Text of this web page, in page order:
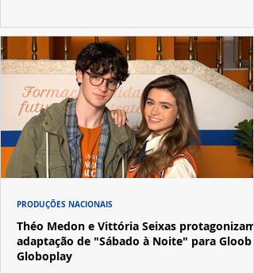
Théo Medon e Vittória Seixas protagonizam
adaptação de "Sábado à Noite" para Gloob e
Globoplay
PRODUÇÕES NACIONAIS